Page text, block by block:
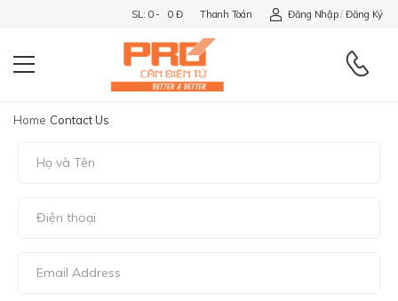
SL: 0 - 0 Đ Thanh Toán Đăng Nhập / Đăng Ký
Home Contact Us